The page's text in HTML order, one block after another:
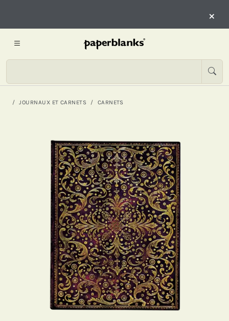
×
JOURNAUX ET CARNETS CARNETS